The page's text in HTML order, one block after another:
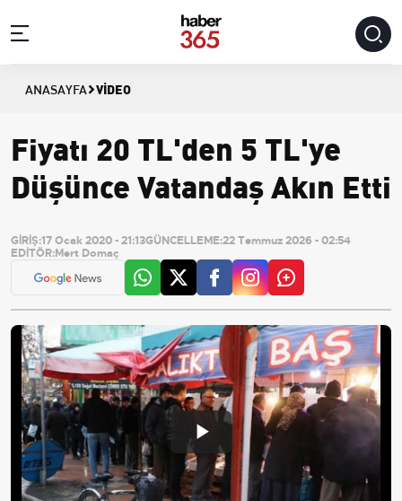
ANASAYFA VIDEO
Fiyatı 20 TL'den 5 TL'ye
Düşünce Vatandaş Akın Etti
GİRİŞ:17 Ocak 2020 - 21:13GÜNCELLEME:22 Temmuz 2026 - 02:54
EDİTÖR:Mert Domaç
Play